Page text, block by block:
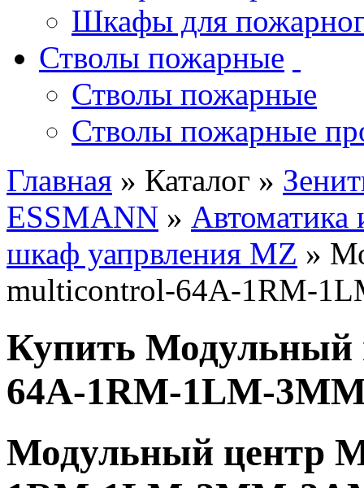
Шкафы для
Стволы пожарные
Стволы пожарные
Стволы пожарные
Главная » Каталог »
ESSMANN » Автоматика
шкаф уапрвления MZ »
multicontrol-64A-1RM-
Купить Модульный
64A-1RM-1LM-
Модульный центр